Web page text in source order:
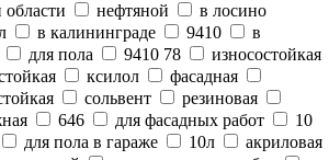
области нефтяной
в лосино
в калининграде 9410
в
для пола 9410 78
износостойкая
ксилол
фасадная
сольвент
резиновая
646 для фасадных работ
10
для пола в гараже 10л
акриловая